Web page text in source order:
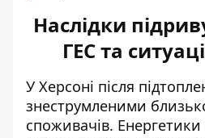
Наслідки
ГЕС та
У Херсоні після
знеструмленими
споживачів.